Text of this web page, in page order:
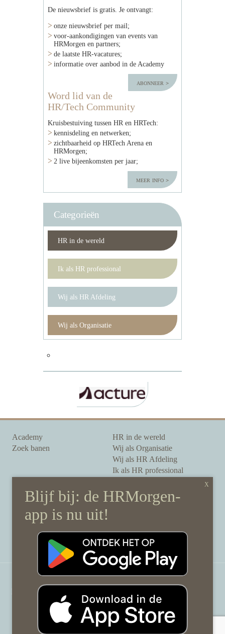
De nieuwsbrief is gratis. Je ontvangt:
onze nieuwsbrief per mail;
voor-aankondigingen van events van
HRMorgen en partners;
de laatste HR-vacatures;
informatie over aanbod in de Academy
abonneer
Word lid van de
HR/Tech Community
Kruisbestuiving tussen HR en HRTech:
kennisdeling en netwerken;
zichtbaarheid op HRTech Arena en
HRMorgen;
2 live bijeenkomsten per jaar;
meer info
Categorieën
HR in de wereld
Ik als HR professional
Wij als HR Afdeling
Wij als Organisatie
Academy
Zoek banen
HR in de wereld
Wij als Organisatie
Wij als HR Afdeling
Ik als HR professional
Onze auteurs
Onze partners
Sponsoring
Over HRMorgen
Disclaimer & gedragscode
HRMorgen.nl